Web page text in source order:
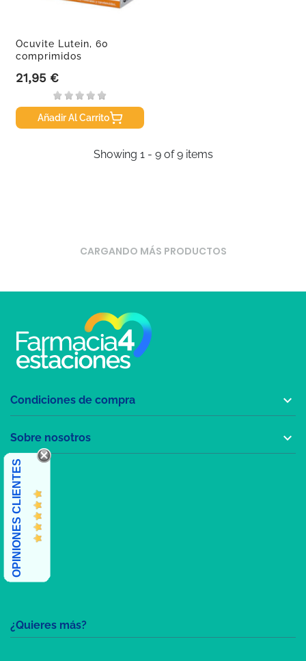
Ocuvite Lutein, 60
comprimidos
Precio
21,95 €
Añadir Al Carrito
Showing 1 - 9 of 9 items
CARGANDO MÁS PRODUCTOS
¿Quieres más?
Condiciones de compra 
Sobre nosotros 
OPINIONES CLIENTES